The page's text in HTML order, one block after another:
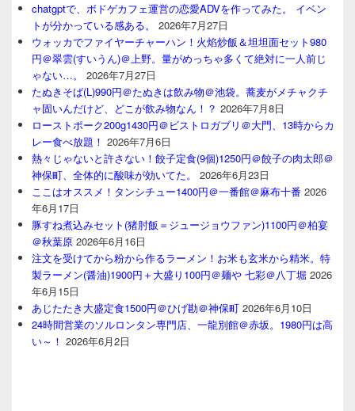
chatgptで、ボドゲカフェ運営の恋愛ADVを作ってみた。 イベン
トが分かっている感ある。
2026年7月27日
ウォッカでファイヤーチャーハン！火焰炒飯＆坦坦面セット980
円＠翠雲(すいうん)＠上野。量がめっちゃ多くて絶対に一人前じ
ゃない…。
2026年7月27日
たぬきそば(L)990円＠たぬきは飲み物＠池袋。蕎麦がメチャクチ
ャ固いんだけど、どこが飲み物なん！？ 2026年7月8日
ローストポーク200g1430円＠ビストロガブリ＠大門、13時からカ
レー食べ放題！ 2026年7月6日
熱々じゃないと許さない！餃子定食(9個)1250円＠餃子の肉太郎＠
神保町、全体的に酸味が効いてた。
2026年6月23日
ここはオススメ！タンシチュー1400円＠一番館＠麻布十番 2026
年6月17日
豚すね煮込みセット(猪肘飯＝ジュージョウファン)1100円＠柏宴
＠秋葉原 2026年6月16日
注文を受けてから粉から作るラーメン！お米も玄米から精米。特
製ラーメン(醤油)1900円＋大盛り100円＠麺や 七彩＠八丁堀 2026
年6月15日
あじたたき大盛定食1500円＠ひげ勘＠神保町 2026年6月10日
24時間営業のソルロンタン専門店、一龍別館＠赤坂。1980円は高
い～！ 2026年6月2日